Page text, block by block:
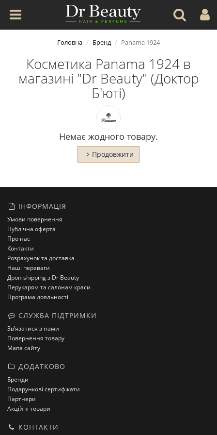
Головна Бренд Panama 1924
Косметика Panama 1924 в
магазині "Dr Beauty" (Доктор
Б'юті)
Немає жодного товару.
Продовжити
ІНФОРМАЦІЯ
Умови повернення
Публічна оферта
Про нас
Контакти
Розрахунок та доставка
Наші переваги
Дроп-shipping з Dr Beauty
Перукарям та салонам краси
Програма лояльності
СЛУЖБА ПІДТРИМКИ
Зв’язатися з нами
Повернення товару
Мапа сайту
ДОДАТКОВО
Бренди
Подарункові сертифікати
Партнери
Акційні товари
КОНТАКТИ